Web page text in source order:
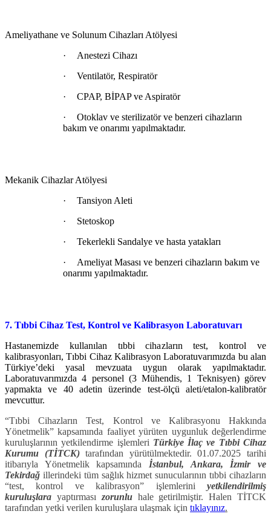
Ameliyathane ve Solunum Cihazları Atölyesi
·
Anestezi Cihazı
·
Ventilatör, Respiratör
·
CPAP, BİPAP ve Aspiratör
·
Otoklav ve sterilizatör ve benzeri cihazların
bakım ve onarımı yapılmaktadır.
Mekanik Cihazlar Atölyesi
·
Tansiyon Aleti
·
Stetoskop
·
Tekerlekli Sandalye ve hasta yatakları
·
Ameliyat Masası ve benzeri cihazların bakım ve
onarımı yapılmaktadır.
7. Tıbbi Cihaz Test, Kontrol ve Kalibrasyon Laboratuvarı
Hastanemizde kullanılan tıbbi cihazların test, kontrol ve
kalibrasyonları, Tıbbi Cihaz Kalibrasyon Laboratuvarımızda bu alan
Türkiye’deki yasal mevzuata uygun olarak yapılmaktadır.
Laboratuvarımızda 4 personel (3 Mühendis, 1 Teknisyen) görev
yapmakta ve 40 adetin üzerinde test-ölçü aleti/etalon-kalibratör
mevcuttur.
“Tıbbi Cihazların Test, Kontrol ve Kalibrasyonu Hakkında
Yönetmelik” kapsamında faaliyet yürüten uygunluk değerlendirme
kuruluşlarının yetkilendirme işlemleri Türkiye İlaç ve Tıbbi Cihaz
Kurumu (TİTCK)tarafından yürütülmektedir. 01.07.2025 tarihi
itibarıyla Yönetmelik kapsamında İstanbul, Ankara, İzmir ve
Tekirdağ illerindeki tüm sağlık hizmet sunucularının tıbbi cihazların
“test, kontrol ve kalibrasyon” işlemlerini yetkilendirilmiş
kuruluşlara yaptırması zorunluhale getirilmiştir. Halen TİTCK
tarafından yetki verilen kuruluşlara ulaşmak için tıklayınız.